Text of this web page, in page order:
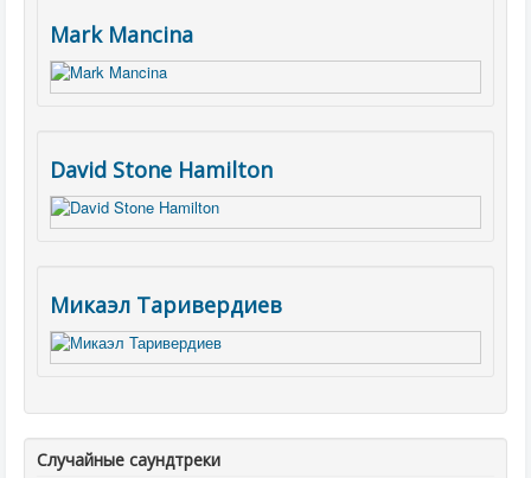
Mark Mancina
David Stone Hamilton
Микаэл Таривердиев
Случайные саундтреки